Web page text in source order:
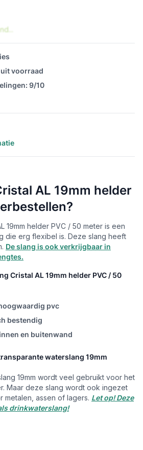
voorraad
9/10
AL 19mm helder
19mm helder PVC / 50 meter is een
die erg flexibel is. Deze slang heeft
De slang is ook verkrijgbaar in
Cristal AL 19mm helder PVC / 50
pvc
bestendig
en buitenwand
waterslang 19mm
19mm wordt veel gebruikt voor het
Maar deze slang wordt ook ingezet
metalen, assen of lagers. Let op! Deze
drinkwaterslang!